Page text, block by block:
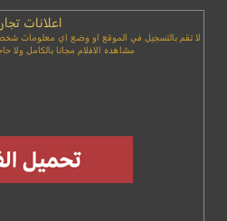
اعلانات
لا تقم بالتسجيل في الموقع او وضع اي معلومات
مشاهده الافلام مجانا بالكامل